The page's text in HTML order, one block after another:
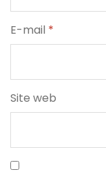
E-mail *
Site web